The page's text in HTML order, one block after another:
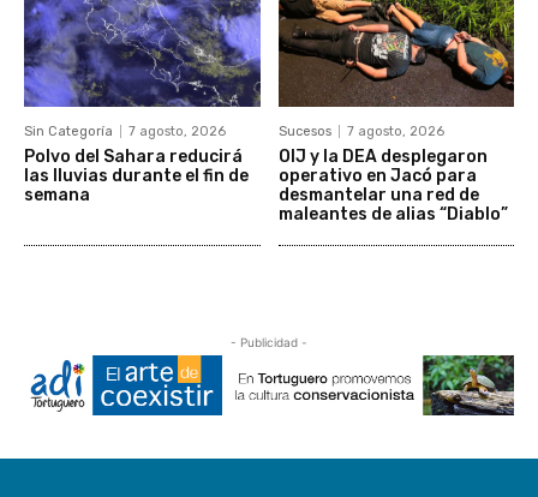
Sin Categoría 7 agosto, 2026
Polvo del Sahara reducirá
las lluvias durante el fin de
semana
Sucesos 7 agosto, 2026
OIJ y la DEA desplegaron
operativo en Jacó para
desmantelar una red de
maleantes de alias “Diablo”
- Publicidad -